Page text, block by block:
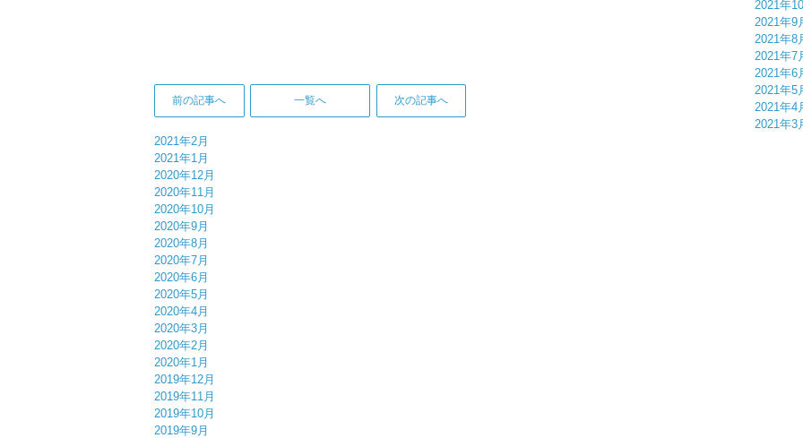
前の記事へ 一覧へ 次の記事へ
2021年
2021年9
2021年8
2021年7
2021年6
2021年5
2021年4
2021年3
2021年2月
2021年1月
2020年12月
2020年11月
2020年10月
2020年9月
2020年8月
2020年7月
2020年6月
2020年5月
2020年4月
2020年3月
2020年2月
2020年1月
2019年12月
2019年11月
2019年10月
2019年9月